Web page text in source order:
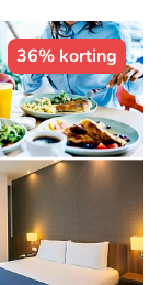
36% korting